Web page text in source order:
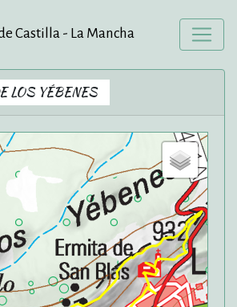
Castilla - La Mancha
LOS YÉBENES